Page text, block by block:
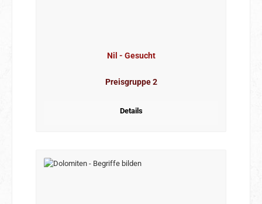
Nil - Gesucht
Preisgruppe 2
Details